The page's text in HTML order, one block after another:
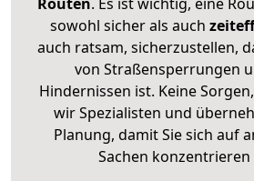
sowohl sicher als auch
auch ratsam, sicherzustellen,
von Straßensperrungen
Hindernissen ist. Keine
wir Spezialisten und
Planung, damit Sie sich auf
Sachen